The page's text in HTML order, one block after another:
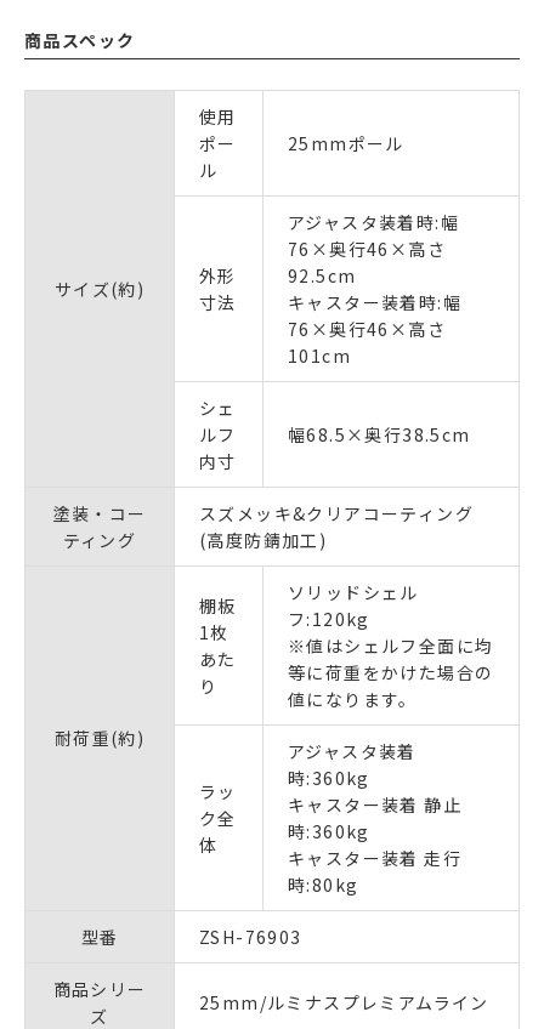
商品スペック
サイズ(約)
使用
ポー
ル
25mmポール
外形
寸法
アジャスタ装着時:幅
76×奥行46×高さ
92.5cm
キャスター装着時:幅
76×奥行46×高さ
101cm
シェ
ルフ
内寸
幅68.5×奥行38.5cm
塗装・コー
ティング
スズメッキ&クリアコーティング
(高度防錆加工)
耐荷重(約)
棚板
1枚
あた
り
ソリッドシェル
フ:120kg
※値はシェルフ全面に均
等に荷重をかけた場合の
値になります。
ラッ
ク全
体
アジャスタ装着
時:360kg
キャスター装着 静止
時:360kg
キャスター装着 走行
時:80kg
型番 ZSH-76903
商品シリー
ズ
25mm/ルミナスプレミアムライン